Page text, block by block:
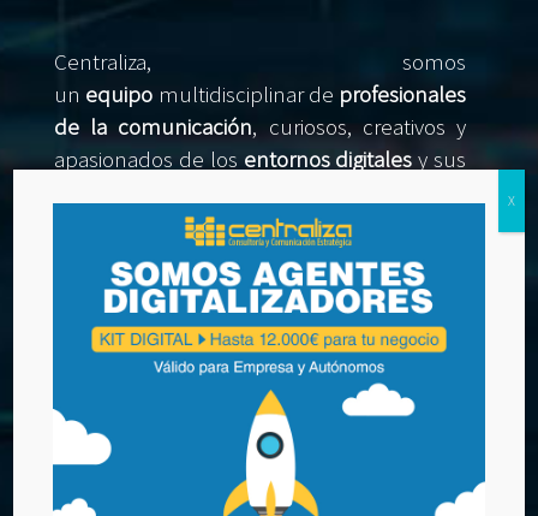
Centraliza, somos
un equipo multidisciplinar de profesionales
de la comunicación, curiosos, creativos y
apasionados de los entornos digitales y sus
planificar,crearycomunicar
Nuestros principales compromisos son la
innovación, la dedicación, el trabajo en
equipo, laresponsabilidad, el día a día y la
pasión que le dedicamos a los proyectos
de nuestros clientes.
Entendemos la necesidad de mejorar sus
X